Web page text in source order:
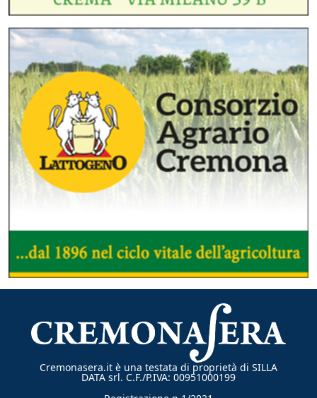
Cremonasera.it è una testata di proprietà di SILLA
DATA srl. C.F./P.IVA: 00951000199